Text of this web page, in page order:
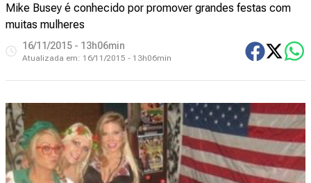
Mike Busey é conhecido por promover grandes festas com
muitas mulheres
16/11/2015 - 13h06min
Atualizada em: 16/11/2015 - 13h06min